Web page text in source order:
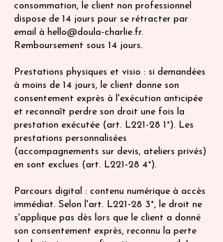
consommation, le client non professionnel
dispose de 14 jours pour se rétracter par
email à hello@doula-charlie.fr.
Remboursement sous 14 jours.
Prestations physiques et visio : si demandées
à moins de 14 jours, le client donne son
consentement exprès à l'exécution anticipée
et reconnaît perdre son droit une fois la
prestation exécutée (art. L221-28 1°). Les
prestations personnalisées
(accompagnements sur devis, ateliers privés)
en sont exclues (art. L221-28 4°).
Parcours digital : contenu numérique à accès
immédiat. Selon l'art. L221-28 3°, le droit ne
s'applique pas dès lors que le client a donné
son consentement exprès, reconnu la perte